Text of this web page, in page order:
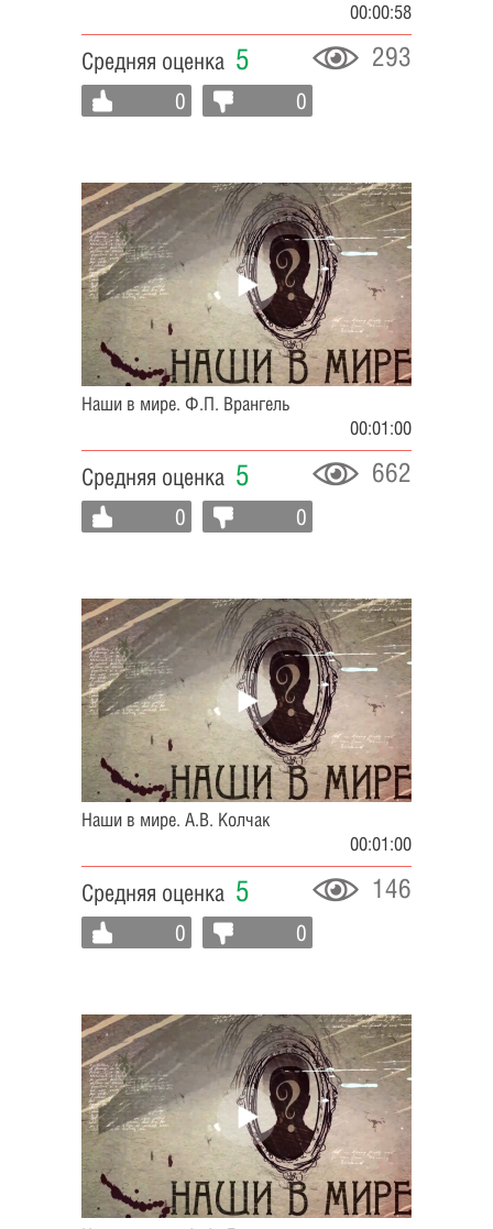
00:00:58
Средняя оценка 5 293
0 0
Наши в мире. Ф.П. Врангель
00:01:00
Средняя оценка 5 662
0 0
Наши в мире. А.В. Колчак
00:01:00
Средняя оценка 5 146
0 0